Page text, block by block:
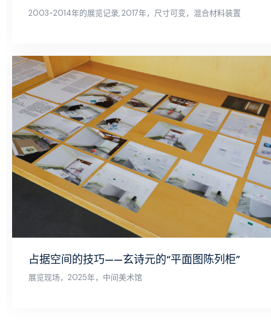
2003-2014年的展览记录, 2017年，尺寸可变，混合材料装置
占据空间的技巧——玄诗元的“平面图陈列柜”
展览现场，2025年，中间美术馆